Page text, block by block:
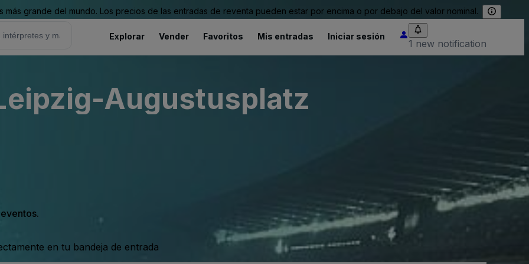
grande del mundo. Los precios de las entradas de reventa pueden estar por encima o por debajo del valor nominal.
Explorar Vender Favoritos Mis entradas Iniciar sesión
1 new notification
Augustusplatz
en tu bandeja de entrada